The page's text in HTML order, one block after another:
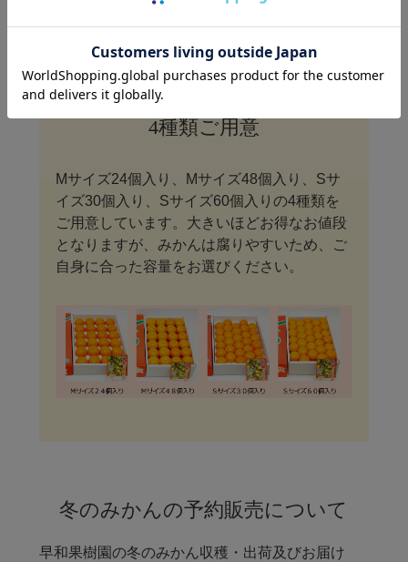
化粧箱入りは
4種類ご用意
Mサイズ24個入り、Mサイズ48個入り、Sサ
イズ30個入り、Sサイズ60個入りの4種類を
ご用意しています。大きいほどお得なお値段
となりますが、みかんは腐りやすいため、ご
自身に合った容量をお選びください。
冬のみかんの予約販売について
早和果樹園の冬のみかん収穫・出荷及びお届け